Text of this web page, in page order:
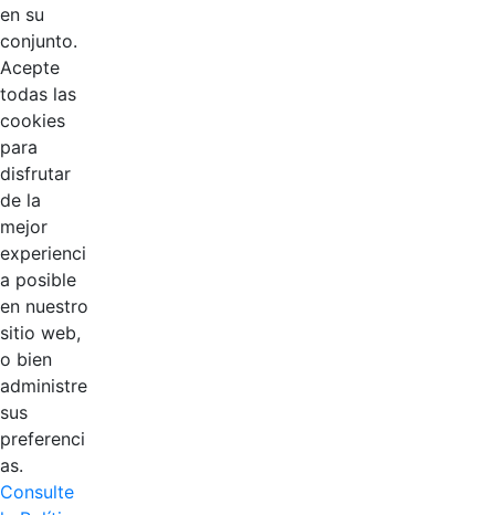
en su
conjunto.
Acepte
todas las
cookies
para
disfrutar
de la
mejor
experienci
a posible
en nuestro
sitio web,
o bien
administre
sus
preferenci
as.
Consulte